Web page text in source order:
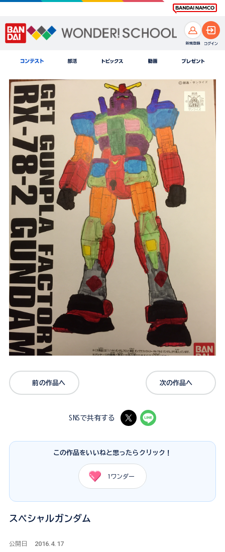
前の作品へ 次の作品へ
SNSで共有する
この作品をいいねと思ったらクリック！
1 ワンダー
スペシャルガンダム
公開日 2016.4.17